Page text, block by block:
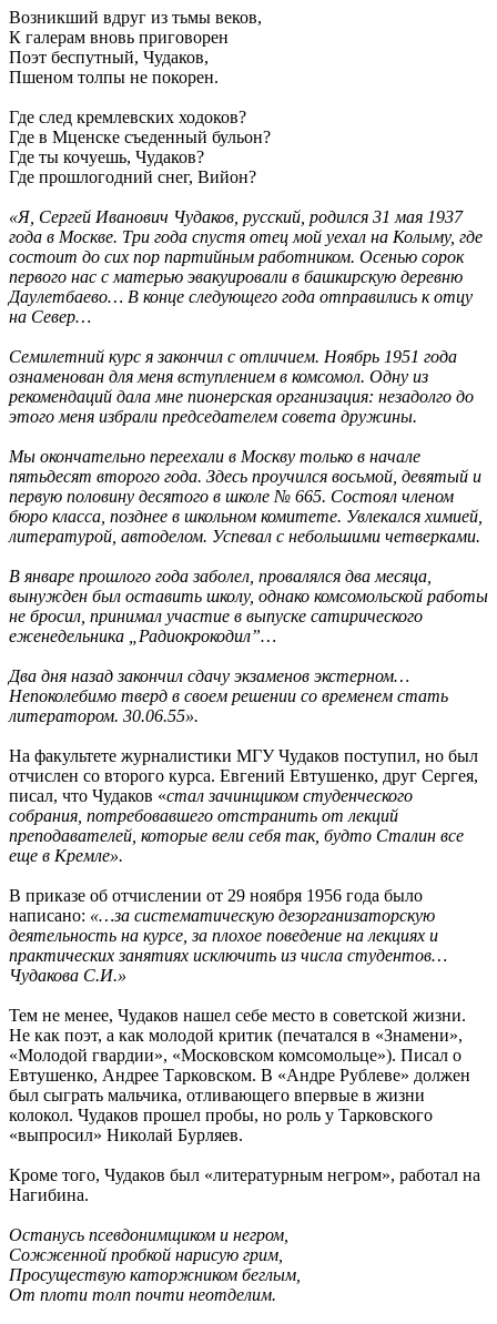
Возникший вдруг из тьмы веков,
К галерам вновь приговорен
Поэт беспутный, Чудаков,
Пшеном толпы не покорен.
Где след кремлевских ходоков?
Где в Мценске съеденный бульон?
Гдe ты кочуешь, Чудаков?
Где прошлогодний снег, Вийон?
«Я, Сергей Иванович Чудаков, русский, родился 31 мая 1937
года в Москве. Три года спустя отец мой уехал на Колыму, где
состоит до сих пор партийным работником. Осенью сорок
первого нас с матерью эвакуировали в башкирскую деревню
Даулетбаево… В конце следующего года отправились к отцу
на Север…
Семилетний курс я закончил с отличием. Ноябрь 1951 года
ознаменован для меня вступлением в комсомол. Одну из
рекомендаций дала мне пионерская организация: незадолго до
этого меня избрали председателем совета дружины.
Мы окончательно переехали в Москву только в начале
пятьдесят второго года. Здесь проучился восьмой, девятый и
первую половину десятого в школе № 665. Состоял членом
бюро класса, позднее в школьном комитете. Увлекался химией,
литературой, автоделом. Успевал с небольшими четверками.
В январе прошлого года заболел, провалялся два месяца,
вынужден был оставить школу, однако комсомольской работы
не бросил, принимал участие в выпуске сатирического
еженедельника „Радиокрокодил”…
Два дня назад закончил сдачу экзаменов экстерном…
Непоколебимо тверд в своем решении со временем стать
литератором. 30.06.55».
На факультете журналистики МГУ Чудаков поступил, но был
отчислен со второго курса. Евгений Евтушенко, друг Сергея,
писал, что Чудаков «стал зачинщиком студенческого
собрания, потребовавшего отстранить от лекций
преподавателей, которые вели себя так, будто Сталин все
еще в Кремле».
В приказе об отчислении от 29 ноября 1956 года было
написано: «…за систематическую дезорганизаторскую
деятельность на курсе, за плохое поведение на лекциях и
практических занятиях исключить из числа студентов…
Чудакова С.И.»
Тем не менее, Чудаков нашел себе место в советской жизни.
Не как поэт, а как молодой критик (печатался в «Знамени»,
«Молодой гвардии», «Московском комсомольце»). Писал о
Евтушенко, Андрее Тарковском. В «Андре Рублеве» должен
был сыграть мальчика, отливающего впервые в жизни
колокол. Чудаков прошел пробы, но роль у Тарковского
«выпросил» Николай Бурляев.
Кроме того, Чудаков был «литературным негром», работал на
Нагибина.
Останусь псевдонимщиком и негром,
Сожженной пробкой нарисую грим,
Просуществую каторжником беглым,
От плоти толп почти неотделим.